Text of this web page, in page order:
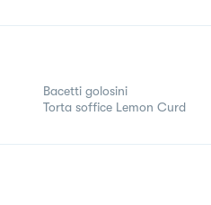
Bacetti golosini
Torta soffice Lemon Curd